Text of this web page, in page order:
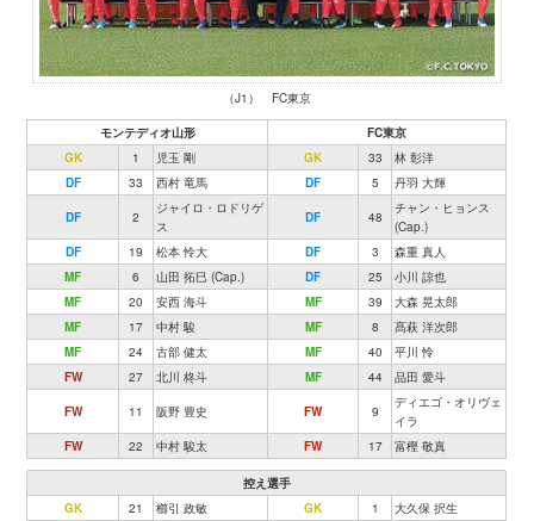
（J1） FC東京
モンテディオ山形
FC東京
GK
1 児玉 剛 GK 33
林 彰洋
DF
33 西村 竜馬 DF 5 丹羽 大輝
DF 2
ジャイロ・ロドリゲ
ス
DF 48
チャン・ヒョンス
(Cap.)
DF
19 松本 怜大 DF 3
森重 真人
MF
6 山田 拓巳 (Cap.) DF 25
小川 諒也
MF
20 安西 海斗 MF 39
大森 晃太郎
MF
17 中村 駿 MF 8
髙萩 洋次郎
MF
24 古部 健太 MF 40
平川 怜
FW
27 北川 柊斗 MF 44 品田 愛斗
FW 11 阪野 豊史 FW 9
ディエゴ・オリヴェ
イラ
FW
22 中村 駿太 FW 17 富樫 敬真
控え選手
GK
21 櫛引 政敏 GK 1
大久保 択生